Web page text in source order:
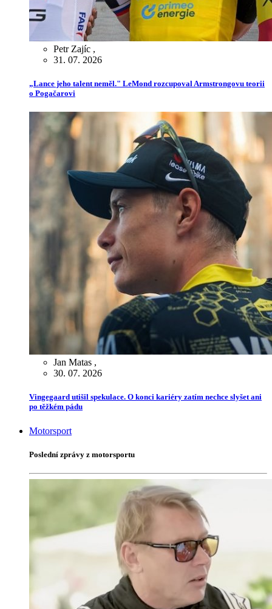
Petr Zajíc ,
31. 07. 2026
„Lance jeho talent neměl." LeMond rozcupoval Armstrongovu teorii
o Pogačarovi
Jan Matas ,
30. 07. 2026
Vingegaard utišil spekulace. O konci kariéry zatím nechce slyšet ani
po těžkém pádu
Motorsport
Poslední zprávy z motorsportu